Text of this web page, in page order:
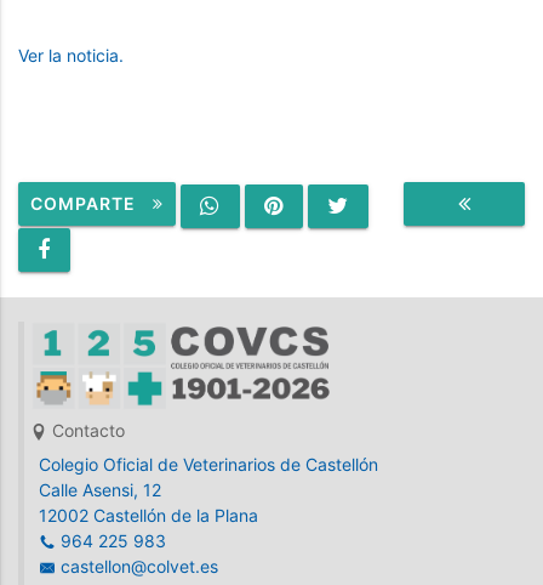
Ver la noticia.
COMPARTE
Contacto
Colegio Oficial de Veterinarios de Castellón
Calle Asensi, 12
12002 Castellón de la Plana
964 225 983
castellon@colvet.es